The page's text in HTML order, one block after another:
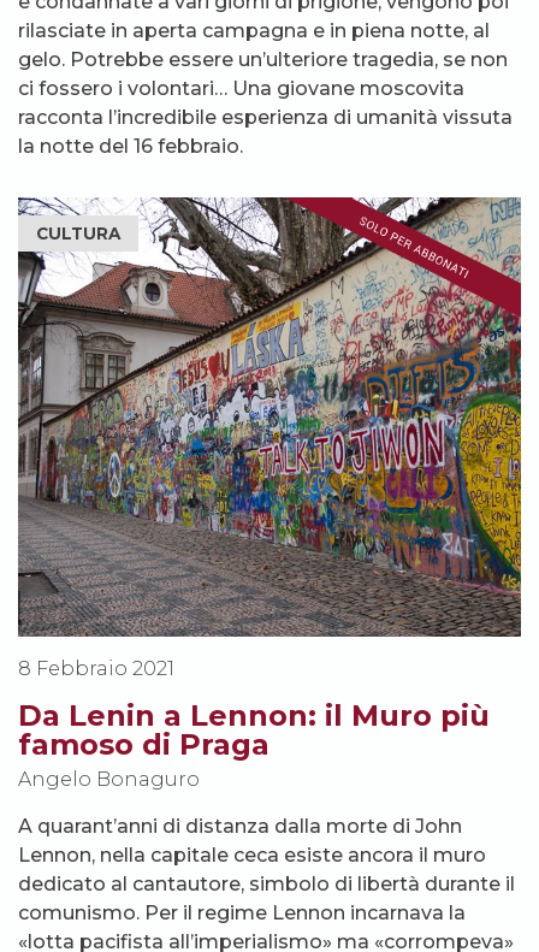
rilasciate in aperta campagna e in piena notte, al
gelo. Potrebbe essere un’ulteriore tragedia, se non
ci fossero i volontari… Una giovane moscovita
racconta l’incredibile esperienza di umanità vissuta
la notte del 16 febbraio.
CULTURA
8 Febbraio 2021
Da Lenin a Lennon: il Muro più
famoso di Praga
Angelo Bonaguro
A quarant’anni di distanza dalla morte di John
Lennon, nella capitale ceca esiste ancora il muro
dedicato al cantautore, simbolo di libertà durante il
comunismo. Per il regime Lennon incarnava la
«lotta pacifista all’imperialismo» ma «corrompeva»